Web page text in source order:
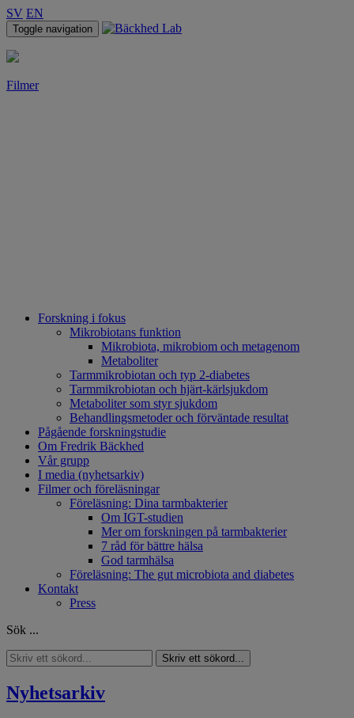
SV EN
Toggle navigation
Filmer
Forskning i fokus
Mikrobiotans funktion
Mikrobiota, mikrobiom och metagenom
Metaboliter
Tarmmikrobiotan och typ 2-diabetes
Tarmmikrobiotan och hjärt-kärlsjukdom
Metaboliter som styr sjukdom
Behandlingsmetoder och förväntade resultat
Pågående forskningstudie
Om Fredrik Bäckhed
Vår grupp
I media (nyhetsarkiv)
Filmer och föreläsningar
Föreläsning: Dina tarmbakterier
Om IGT-studien
Mer om forskningen på tarmbakterier
7 råd för bättre hälsa
God tarmhälsa
Föreläsning: The gut microbiota and diabetes
Kontakt
Press
Sök ...
Skriv ett sökord...
Nyhetsarkiv